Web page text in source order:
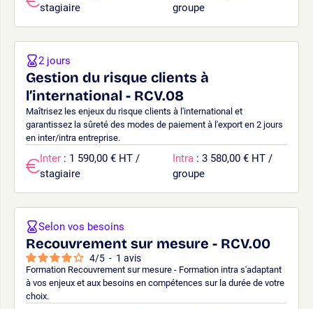
stagiaire
groupe
Gestion du risque clients à
l’international - RCV.08
Maîtrisez les enjeux du risque clients à l'international et
garantissez la sûreté des modes de paiement à l'export en 2 jours
en inter/intra entreprise.
2 jours
Inter : 1 590,00 € HT /
stagiaire
Intra : 3 580,00 € HT /
groupe
Recouvrement sur mesure - RCV.00
4/5 - 1 avis
Formation Recouvrement sur mesure - Formation intra s'adaptant
à vos enjeux et aux besoins en compétences sur la durée de votre
choix.
Selon vos besoins